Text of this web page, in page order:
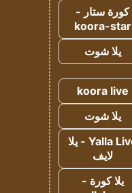
كورة ستار -
koora-star
يلا شوت
koora live
يلا شوت
Yalla Live - يلا
لايف
يلا كورة -